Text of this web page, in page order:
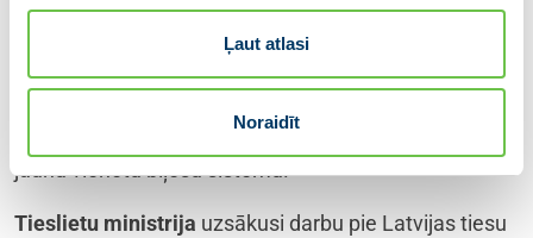
Ļaut atlasi
Noraidīt
nodrošinās ar vilcienu, savukārt autobusi pasažierus
pievedīs līdz vilcienam, kā arī kursēs vietās, kur nav
pieejams vilciens. Tāpat ir parakstīts nozīmīgs līgums
par 32 jaunu elektrovilcienu piegādi, kas nākotnē
jaunu vienotu biļešu sistēmu.
Tieslietu ministrija uzsākusi darbu pie Latvijas tiesu